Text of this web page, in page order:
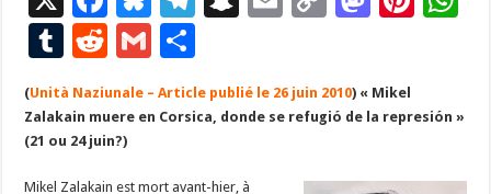
ac
e
b
o
o
u
es
ky gr
m
p
h
l
y
n
d
n
es
p
T
u
m
bl
r
R
d
di
t
G
m
ai
ar
ta
er
(Unità Naziunale – Article publié le 26 juin 2010) « Mikel
Zalakain muere en Corsica, donde se refugió de la represión »
(21 ou 24 juin?)
Mikel Zalakain est mort avant-hier, à